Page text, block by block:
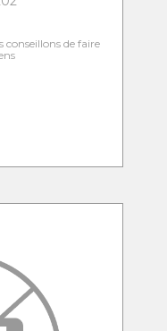
conseillons de faire